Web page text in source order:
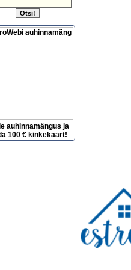
auhinnamängus ja
100 € kinkekaart!